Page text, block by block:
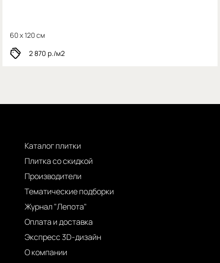
60 x 120 см
2 870 р./м2
Каталог плитки
Плитка со скидкой
Производители
Тематические подборки
Журнал "Лепота"
Оплата и доставка
Экспресс 3D-дизайн
О компании